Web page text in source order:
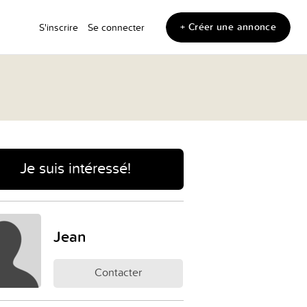
S'inscrire Se connecter + Créer une annonce
Je suis intéressé!
Jean
Contacter